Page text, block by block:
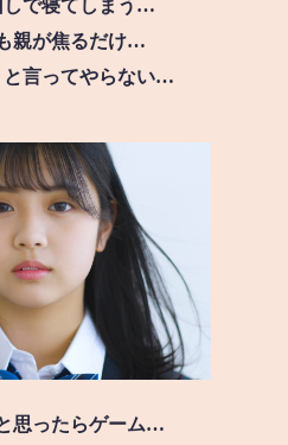
しで寝てしまう…
親が焦るだけ…
と言ってやらない…
思ったらゲーム…